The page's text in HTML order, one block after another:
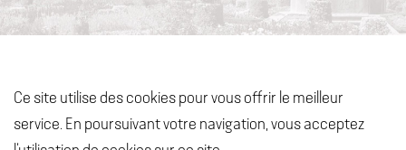
Ce site utilise des cookies pour vous offrir le meilleur
service. En poursuivant votre navigation, vous acceptez